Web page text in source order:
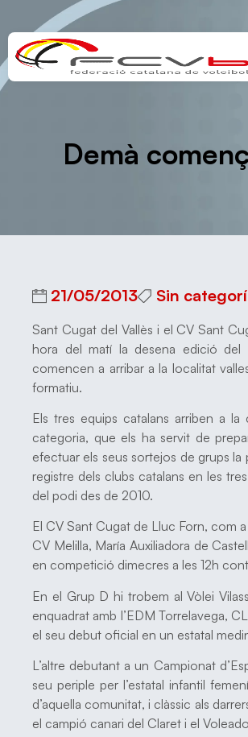
Demà
21/05/2013 Sin
Sant Cugat del Vallès i el CV Sant
hora del matí la desena edició del
comencen a arribar a la localitat
formatiu.
Els tres equips catalans arriben a
categoria, que els ha servit de
efectuar els seus sortejos de grups la
registre dels clubs catalans en les
del podi des de 2010.
El CV Sant Cugat de Lluc Forn, com
CV Melilla, María Auxiliadora de
en competició dimecres a les 12h
En el Grup D hi trobem al Vòlei
enquadrat amb l’EDM Torrelavega,
el seu debut oficial en un estatal
L’altre debutant a un Campionat
seu periple per l’estatal infantil
d’aquella comunitat, i clàssic als
el campió canari del Claret i el